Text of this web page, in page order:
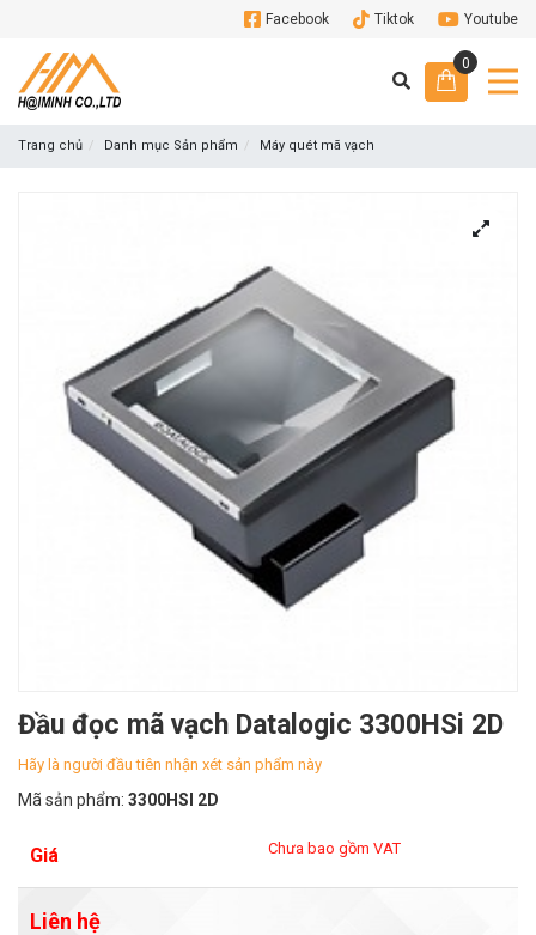
Facebook Tiktok Youtube
0
Trang chủ Danh mục Sản phẩm Máy quét mã vạch
Đầu đọc mã vạch Datalogic 3300HSi 2D
Hãy là người đầu tiên nhận xét sản phẩm này
Mã sản phẩm: 3300HSI 2D
Giá Chưa bao gồm VAT
Liên hệ